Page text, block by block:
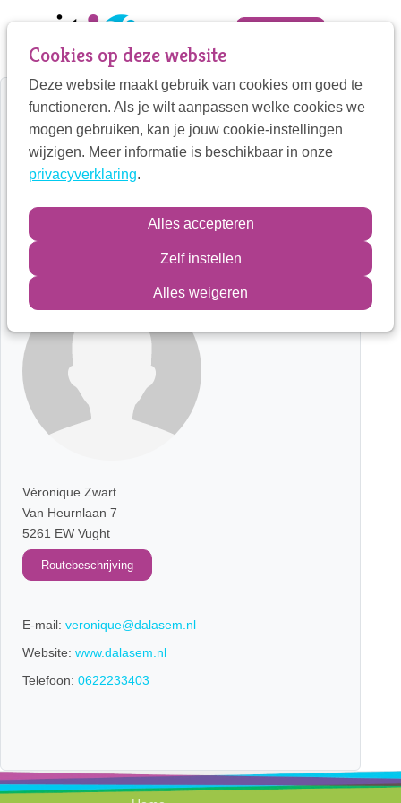
Cookies op deze website
Deze website maakt gebruik van cookies om goed te
functioneren. Als je wilt aanpassen welke cookies we
mogen gebruiken, kan je jouw cookie-instellingen
wijzigen. Meer informatie is beschikbaar in onze
privacyverklaring.
Alles accepteren
Zelf instellen
Alles weigeren
Jump
to
navigation
Jump
to
main
Therapeut detail
Dalasem
Véronique Zwart
Kindertherapeut
Véronique Zwart
Van Heurnlaan 7
5261 EW Vught
Routebeschrijving
E-mail: veronique@dalasem.nl
Website: www.dalasem.nl
Telefoon: 0622233403
Mijn VIT
Contactpersoon
Zoek
Inloggen